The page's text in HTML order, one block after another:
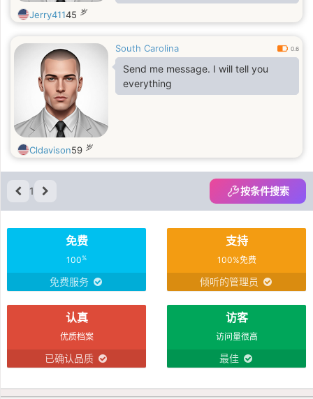
love to have someone to bring with
me.
Jerry41145 岁
South Carolina 0.6
Send me message. I will tell you
everything
Cldavison59 岁
1 按条件搜索
免费
100%
免费服务
支持
100%免费
倾听的管理员
认真
优质档案
已确认品质
访客
访问量很高
最佳